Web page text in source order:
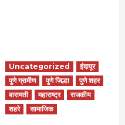
Uncategorized
इंदापूर
पुणे ग्रामीण
पुणे जिल्हा
पुणे शहर
बारामती
महाराष्ट्र
राजकीय
शहरे
सामाजिक